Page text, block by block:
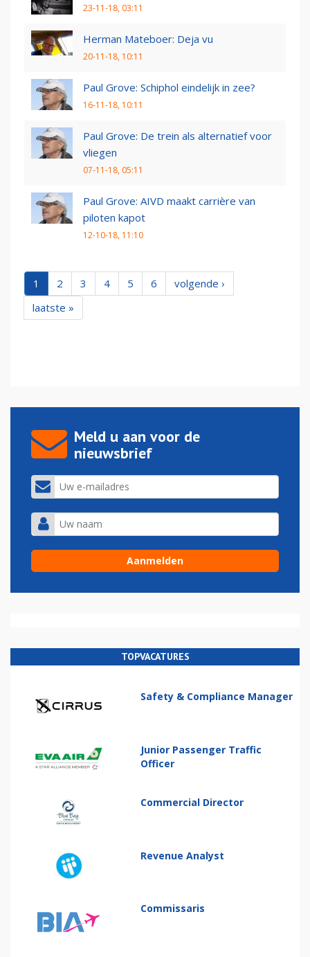
23-11-18, 03:11
Herman Mateboer: Deja vu
20-11-18, 10:11
Paul Grove: Schiphol eindelijk in zee?
16-11-18, 10:11
Paul Grove: De trein als alternatief voor
vliegen
07-11-18, 05:11
Paul Grove: AIVD maakt carrière van
piloten kapot
12-10-18, 11:10
1 2 3 4 5 6
volgende ›
laatste »
Meld u aan voor de
nieuwsbrief
TOPVACATURES
Safety & Compliance Manager
Junior Passenger Traffic
Officer
Commercial Director
Revenue Analyst
Commissaris